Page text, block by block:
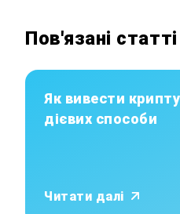
Пов'язані статті
Як вивести крипту
дієвих способи
Читати далі